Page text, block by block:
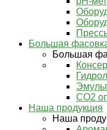
Большая
Большая
СО2
Наша продукция
Наша